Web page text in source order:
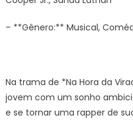
– **Gênero:** Musical,
Na trama de *Na Hora da
jovem com um sonho
e se tornar uma rapper de